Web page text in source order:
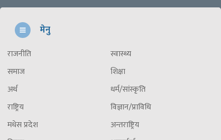
मेनु
राजनीति
समाज
अर्थ
राष्ट्रिय
मधेस प्रदेश
स्वास्थ्य
शिक्षा
धर्म/सांस्कृति
विज्ञान/प्राविधि
अन्तराष्ट्रिय